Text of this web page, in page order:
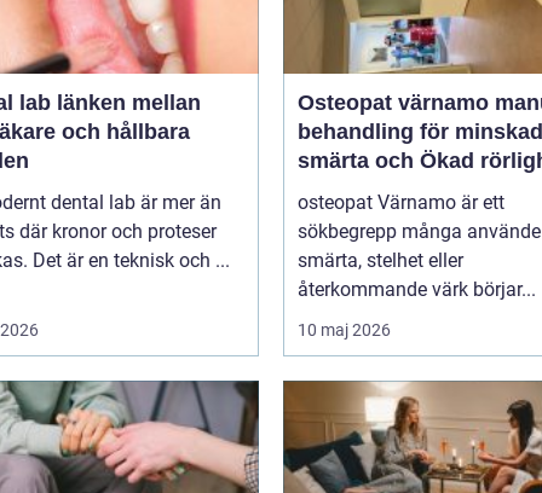
mellan
och hållbara
dental lab är mer än
där kronor och proteser
Det är en teknisk och ...
Osteopat värnamo manuell
behandling för minskad
smärta och Ökad
osteopat Värnamo är ett
sökbegrepp många
smärta, stelhet eller
återkommande värk börjar...
10 maj 2026